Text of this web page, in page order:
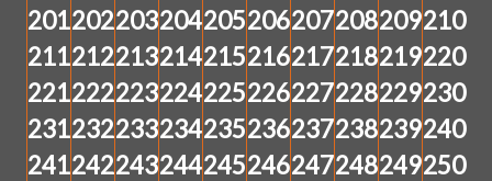
201202203204205206207208209210
211212213214215216217218219220
221222223224225226227228229230
231232233234235236237238239240
241242243244245246247248249250